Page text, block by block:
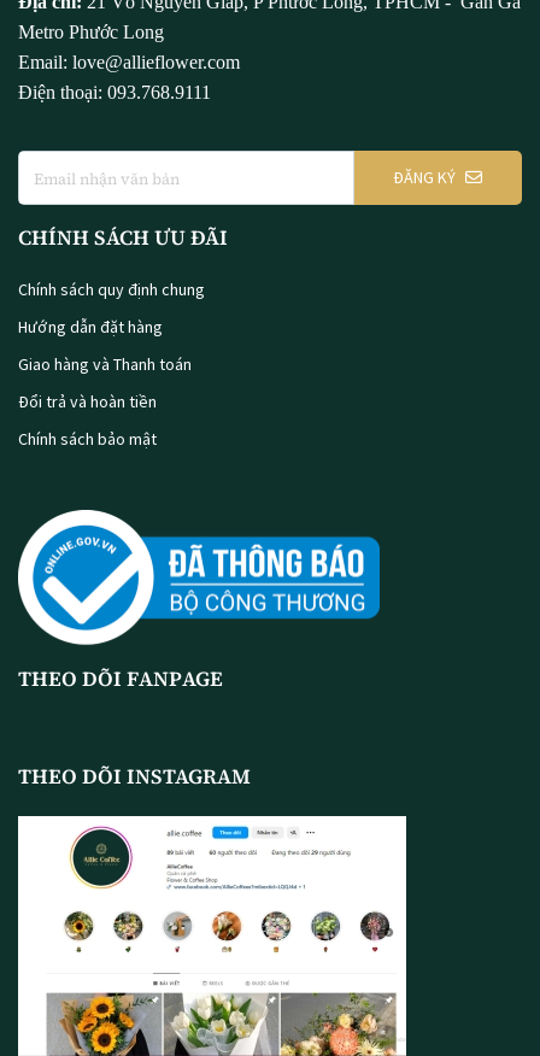
Metro Phước Long
Email: love@allieflower.com
Điện thoại: 093.768.9111
ĐĂNG KÝ
CHÍNH SÁCH ƯU ĐÃI
Chính sách quy định chung
Hướng dẫn đặt hàng
Giao hàng và Thanh toán
Đổi trả và hoàn tiền
Chính sách bảo mật
THEO DÕI FANPAGE
THEO DÕI INSTAGRAM